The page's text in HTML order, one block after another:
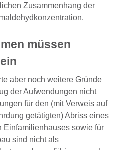
Zusammenhang der
müssen
aber noch weitere Gründe
der Aufwendungen nicht
für den (mit Verweis auf
getätigten) Abriss eines
Einfamilienhauses sowie für
sind nicht als